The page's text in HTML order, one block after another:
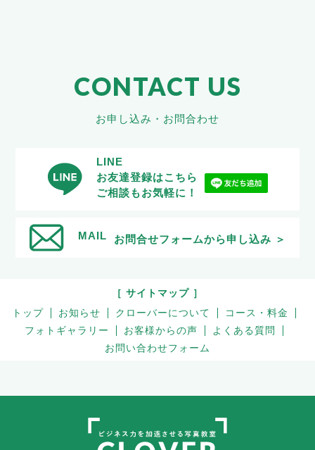
CONTACT US
お申し込み・お問合わせ
LINE
お友達登録はこちら
ご相談もお気軽に！
MAIL お問合せフォームから申し込み ＞
［ サイトマップ ］
トップ
お知らせ クローバーについて
コース・料金
フォトギャラリー
お客様からの声
よくある質問
お問い合わせフォーム